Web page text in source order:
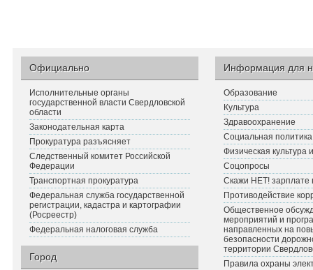
Официально
Исполнительные органы
государственной власти Свердловской
области
Законодательная карта
Прокуратура разъясняет
Следственный комитет Российской
Федерации
Транспортная прокуратура
Федеральная служба государственной
регистрации, кадастра и картографии
(Росреестр)
Федеральная налоговая служба
Город
Информация для
Образование
Культура
Здравоохранение
Социальная политика
Физическая культура
Соцопросы
Скажи НЕТ! зарплате
Противодействие
Общественное
мероприятий и
направленных на
безопасности
территории
Правила охраны